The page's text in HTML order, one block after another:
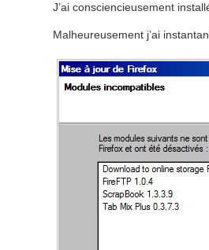
J’ai consciencieusement
Malheureusement j’ai